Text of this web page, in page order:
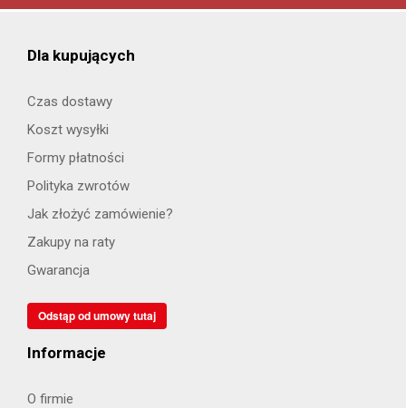
Dla kupujących
Czas dostawy
Koszt wysyłki
Formy płatności
Polityka zwrotów
Jak złożyć zamówienie?
Zakupy na raty
Gwarancja
Odstąp od umowy tutaj
Informacje
O firmie